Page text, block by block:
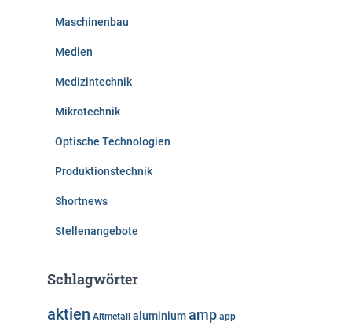
Maschinenbau
Medien
Medizintechnik
Mikrotechnik
Optische Technologien
Produktionstechnik
Shortnews
Stellenangebote
Schlagwörter
aktien Altmetall aluminiumamp app